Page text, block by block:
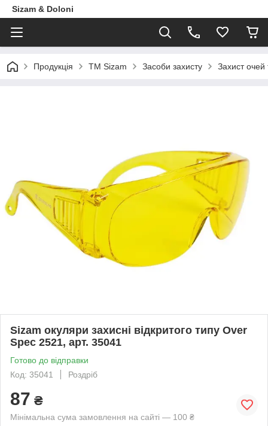
Sizam & Doloni
Продукцiя ТМ Sizam Засоби захисту Захист очей
Sizam окуляри захисні відкритого типу Over
Spec 2521, арт. 35041
Готово до відправки
Код: 35041
Роздріб
87 ₴
Мінімальна сума замовлення на сайті — 100 ₴